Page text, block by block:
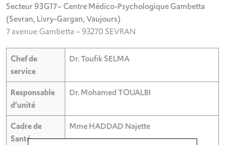
Secteur 93G17– Centre Médico-Psychologique Gambetta
(Sevran, Livry-Gargan, Vaujours)
7 avenue Gambetta – 93270 SEVRAN
Chef de
service
Dr. Toufik SELMA
Responsable
d’unité
Dr. Mohamed TOUALBI
Cadre de
Santé
Mme HADDAD Najette